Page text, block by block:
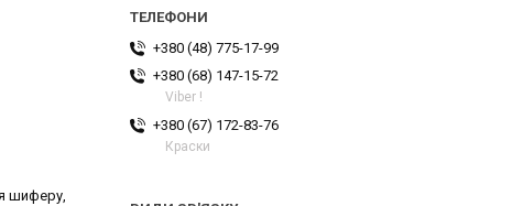
шиферу,
+380 (48) 775-17-99
+380 (68) 147-15-72
Viber !
+380 (67) 172-83-76
Краски